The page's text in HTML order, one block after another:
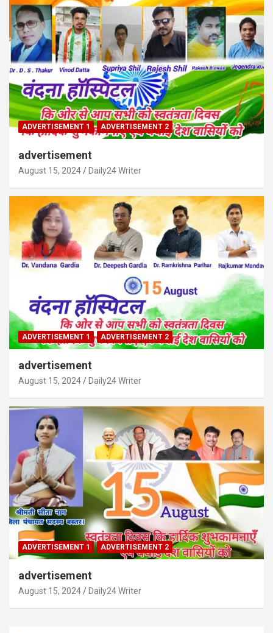
ADVERTISEMENT 1 ADVERTISEMENT 2
advertisement
August 15, 2024 Daily24 Writer
ADVERTISEMENT 1 ADVERTISEMENT 2
advertisement
August 15, 2024 Daily24 Writer
ADVERTISEMENT 1 ADVERTISEMENT 2
advertisement
August 15, 2024 Daily24 Writer